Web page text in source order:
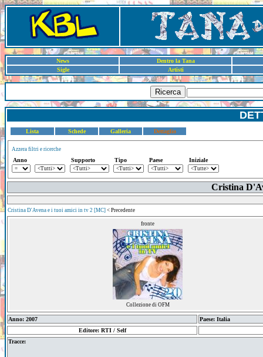
News
Dentro la Tana
Sigle
Artisti
Ricerca
Lista Schede Galleria Dettaglio
Azzera filtri e ricerche
Anno Supporto Tipo Paese Iniziale
Cristina
Cristina D'Avena e i tuoi amici in tv 2 [MC] < Precedente
fronte
Collezione di OFM
Anno: 2007
Paese: Italia
Editore: RTI / Self
Tracce: